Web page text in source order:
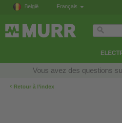
België Français
Vous avez des questions
‹ Retour à l’index